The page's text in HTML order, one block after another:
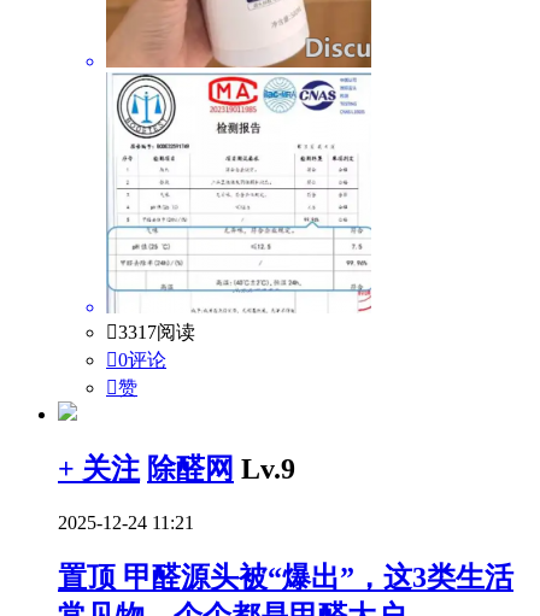
3317阅读
0评论
赞
+ 关注 除醛网 Lv.9
2025-12-24 11:21
置顶 甲醛源头被“爆出”，这3类生活